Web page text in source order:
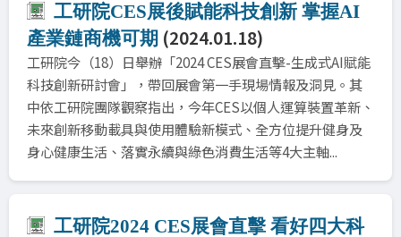
工研院CES展後賦能科技創新 掌握AI
產業鏈商機可期 (2024.01.18)
工研院今（18）日舉辦「2024 CES展會直擊-生成式AI賦能
科技創新研討會」，帶回展會第一手現場情報及洞見。其
中依工研院團隊觀察指出，今年CES以個人運算裝置革新、
未來創新移動載具與使用體驗新模式、全方位提升健身及
身心健康生活、落實永續與綠色消費生活等4大主軸...
工研院2024 CES展會直擊 看好四大科